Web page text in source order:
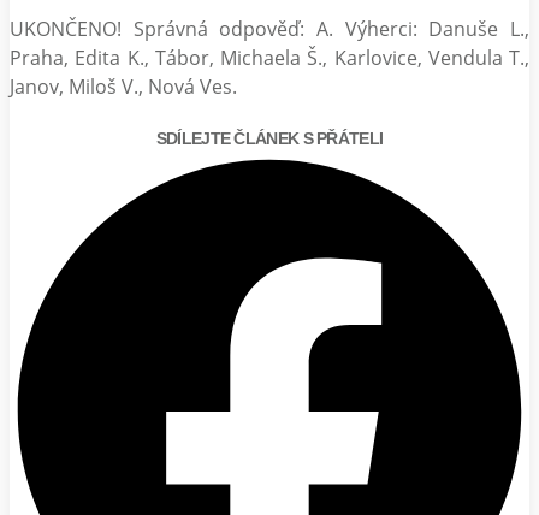
UKONČENO! Správná odpověď: A. Výherci: Danuše L.,
Praha, Edita K., Tábor, Michaela Š., Karlovice, Vendula T.,
Janov, Miloš V., Nová Ves.
SDÍLEJTE ČLÁNEK S PŘÁTELI